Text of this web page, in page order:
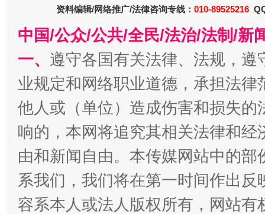
在谋一域中谋全局
今
习近平的博鳌关键词
魏明亮
资料编辑/网络推广/法律咨询专线： 010-89525216
中国/公众/公共/全民/法治/法制/新
一、 遵守各国有关法律、法规，
业规定和网络职业道德，承担法
他人或（单位）造成伤害和损失
响的，本网将追究其相关法律和
由和新闻自由。本传媒网站中的
系我们，我们将在第一时间作出
容系本人或法人版权所有，网站